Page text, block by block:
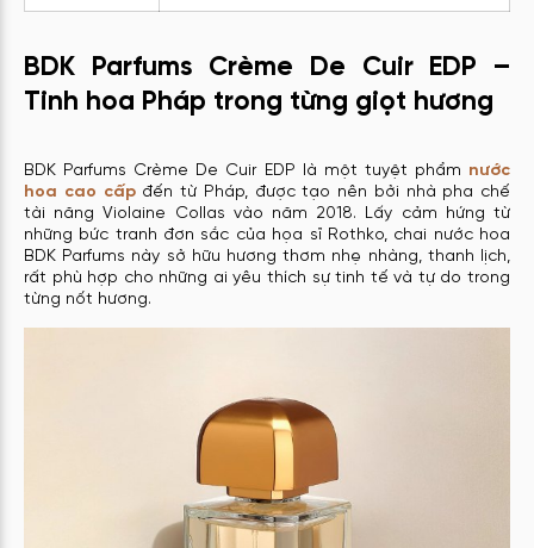
BDK Parfums Crème De Cuir EDP –
Tinh hoa Pháp trong từng giọt hương
BDK Parfums Crème De Cuir EDP là một tuyệt phẩm nước
hoa cao cấpđến từ Pháp, được tạo nên bởi nhà pha chế
tài năng Violaine Collas vào năm 2018. Lấy cảm hứng từ
những bức tranh đơn sắc của họa sĩ Rothko, chai nước hoa
BDK Parfums này sở hữu hương thơm nhẹ nhàng, thanh lịch,
rất phù hợp cho những ai yêu thích sự tinh tế và tự do trong
từng nốt hương.